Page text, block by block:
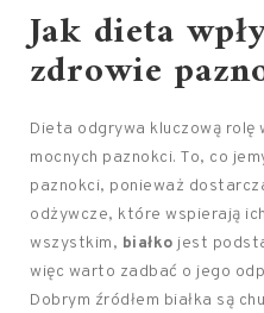
Jak dieta
zdrowie
Dieta odgrywa kluczową rolę
mocnych paznokci. To, co
paznokci, ponieważ
odżywcze, które wspierają
wszystkim, białko jest
więc warto zadbać o jego
Dobrym źródłem białka są